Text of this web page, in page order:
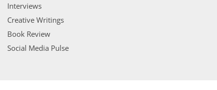
Interviews
Creative Writings
Book Review
Social Media Pulse